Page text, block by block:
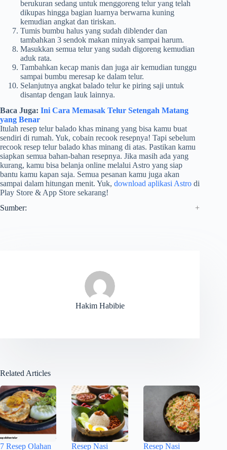
berukuran sedang untuk menggoreng telur yang telah
dikupas hingga bagian luarnya berwarna kuning
kemudian angkat dan tiriskan.
Tumis bumbu halus yang sudah diblender dan
tambahkan 3 sendok makan minyak sampai harum.
Masukkan semua telur yang sudah digoreng kemudian
aduk rata.
Tambahkan kecap manis dan juga air kemudian tunggu
sampai bumbu meresap ke dalam telur.
Selanjutnya angkat balado telur ke piring saji untuk
disantap dengan lauk lainnya.
Baca Juga: Ini Cara Memasak Telur Setengah Matang
yang Benar
Itulah resep telur balado khas minang yang bisa kamu buat
sendiri di rumah. Yuk, cobain recook resepnya! Tapi sebelum
recook resep telur balado khas minang di atas. Pastikan kamu
siapkan semua bahan-bahan resepnya. Jika masih ada yang
kurang, kamu bisa belanja online melalui Astro yang siap
bantu kamu kapan saja. Semua pesanan kamu juga akan
sampai dalam hitungan menit. Yuk, download aplikasi Astro di
Play Store & App Store sekarang!
Sumber:
Hakim Habibie
Related Articles
7 Resep Olahan Resep Nasi Resep Nasi